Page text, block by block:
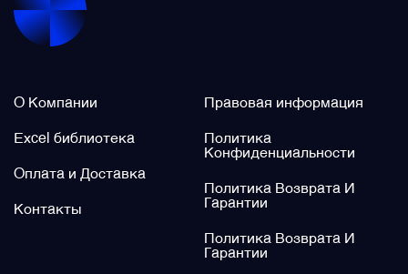
О Компании
Excel библиотека
Оплата и Доставка
Контакты
Правовая информация
Политика
Конфиденциальности
Политика Возврата И
Гарантии
Политика Возврата И
Гарантии
Фильтры и фильтроэлементы
Электромеханизмы и приводы